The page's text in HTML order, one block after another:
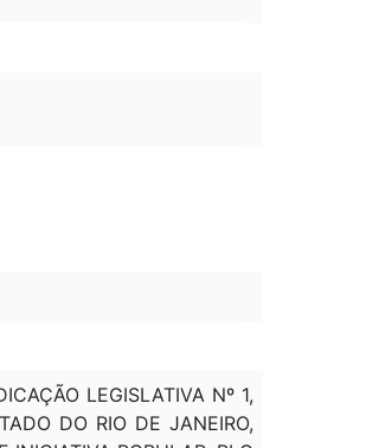
LEGISLATIVA Nº 1,
DO RIO DE JANEIRO,